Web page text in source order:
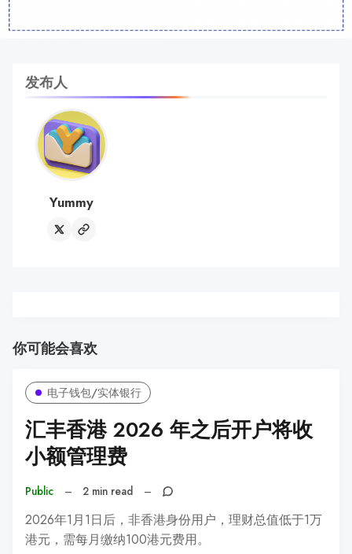
发布人
Yummy
你可能会喜欢
电子钱包/实体银行
汇丰香港 2026 年之后开户将收
小额管理费
Public – 2 min read –
2026年1月1日后，非香港身份用户，理财总值低于1万
港元，需每月缴纳100港元费用。